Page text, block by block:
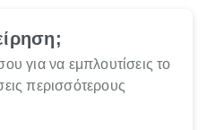
για να εμπλουτίσεις το
περισσότερους